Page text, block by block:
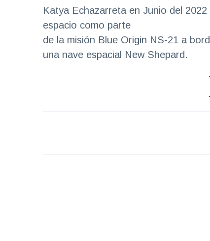
Katya Echazarreta en Junio del
espacio como parte
de la misión Blue Origin NS-21 a
una nave espacial New Shepard.